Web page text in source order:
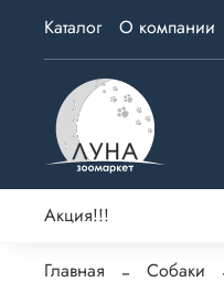
Каталог О компании
Акция!!!
Главная Собаки